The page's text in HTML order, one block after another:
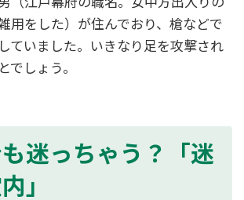
用をした）が住んでおり、槍などで
ていました。いきなり足を攻撃され
でしょう。
迷っちゃう？「迷
」